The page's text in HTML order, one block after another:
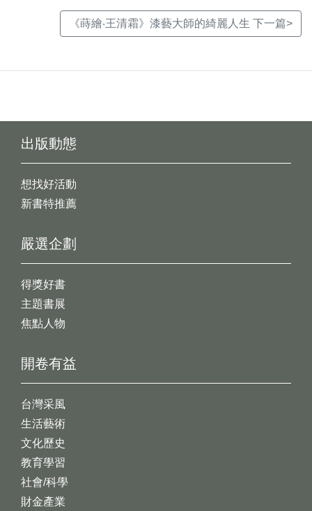
《蒔繪‧王清霜》漆藝大師的綺麗人生 下一篇>
出版動態
想找好活動
新書特推薦
開卷有益
台灣采風
生活藝術
文化歷史
教育學習
社會/科學
財金產業
嚴選企劃
得獎好書
主題書展
焦點人物